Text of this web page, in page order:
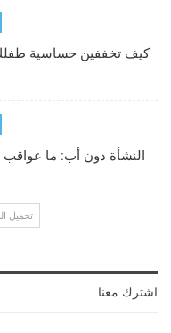
كيف تخففين حساسية
النشأة دون أب: ما عواقب
تحميل
اشترك معنا